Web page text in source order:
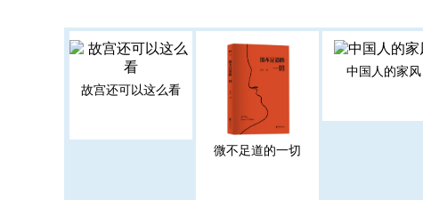
故宫还可以这么看
微不足道的一切
中国人的家风